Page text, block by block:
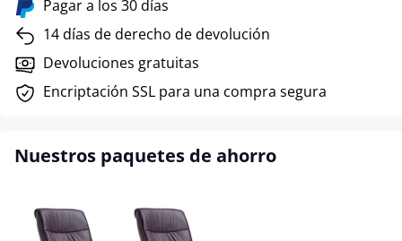
Pagar a los 30 días
14 días de derecho de devolución
Devoluciones gratuitas
Encriptación SSL para una compra segura
Nuestros paquetes de ahorro